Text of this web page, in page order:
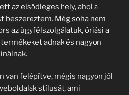
az elsődleges hely, ahol a
beszereztem. Még soha nem
az ügyfélszolgálatuk, óriási a
adnak és nagyon
van felépítve, mégis nagyon jól
stílusát, ami